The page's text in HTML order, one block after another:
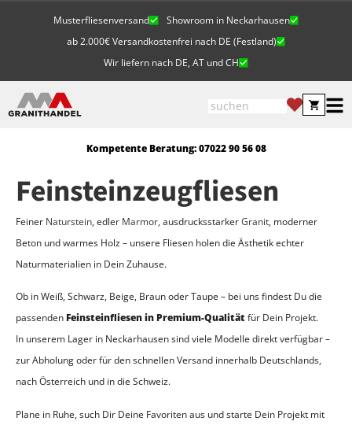
Musterfliesenversand
Showroom in Neckarhausen
ab 2.000€ Versandkostenfrei nach DE (Festland)
Wir liefern nach DE, AT und CH
Kompetente Beratung: 07022 90 56 08
Feinsteinzeugfliesen
Feiner Naturstein, edler Marmor, ausdrucksstarkerGranit, moderner
Beton und warmes Holz – unsere Fliesen holen die Ästhetik echter
Naturmaterialien in Dein Zuhause.
Ob in Weiß, Schwarz, Beige, Braun oder Taupe – bei uns findest Du die
passenden Feinsteinfliesen in Premium-Qualitätfür Dein Projekt.
In unserem Lager in Neckarhausen sind viele Modelle direkt verfügbar –
zur Abholung oder für den schnellen Versand innerhalb Deutschlands,
nach Österreich und in die Schweiz.
Plane in Ruhe, such Dir Deine Favoriten aus und starte Dein Projekt mit